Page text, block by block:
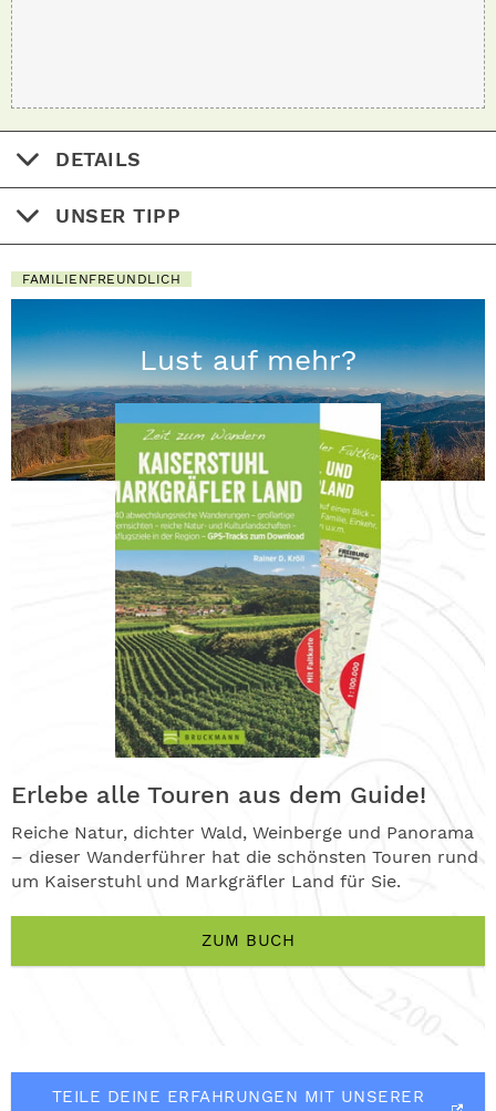
DETAILS
UNSER TIPP
FAMILIENFREUNDLICH
Lust auf mehr?
Erlebe alle Touren aus dem Guide!
Reiche Natur, dichter Wald, Weinberge und Panorama
– dieser Wanderführer hat die schönsten Touren rund
um Kaiserstuhl und Markgräfler Land für Sie.
ZUM BUCH
TEILE DEINE ERFAHRUNGEN MIT UNSERER